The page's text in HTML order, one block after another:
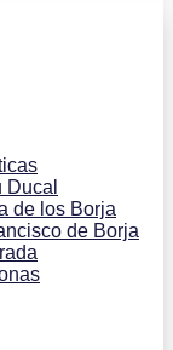
de los Borja
de Borja